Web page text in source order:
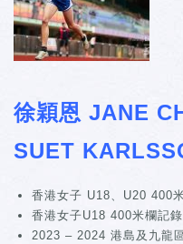
徐穎恩 JANE
SUET
香港女子 U18、U20 400
香港女子U18 400米欄記
2023 – 2024 港島及九龍